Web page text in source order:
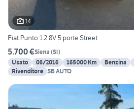
14
Fiat Punto 1.2 8V 5 porte Street
5.700 €Siena (SI)
Usato
06/2016 165000 Km Benzina
Rivenditore SB AUTO